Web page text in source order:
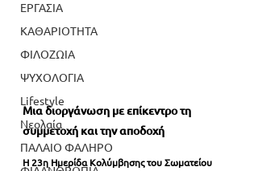
ΕΡΓΑΣΙΑ
ΚΑΘΑΡΙΟΤΗΤΑ
ΦΙΛΟΖΩΙΑ
ΨΥΧΟΛΟΓΙΑ
Lifestyle
Νεολαία
ΠΑΛΑΙΟ ΦΑΛΗΡΟ
Μια διοργάνωση με επίκεντρο τη
συμμετοχή και την αποδοχή
Η 23η Ημερίδα Κολύμβησης του Σωματείου